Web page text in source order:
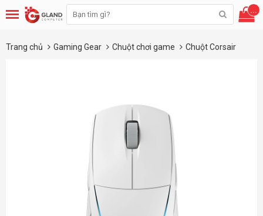
...
Trang chủ Gaming Gear Chuột chơi game Chuột Corsair